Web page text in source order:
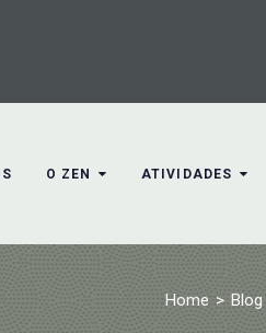
O ZEN ATIVIDADES
Home > Blog